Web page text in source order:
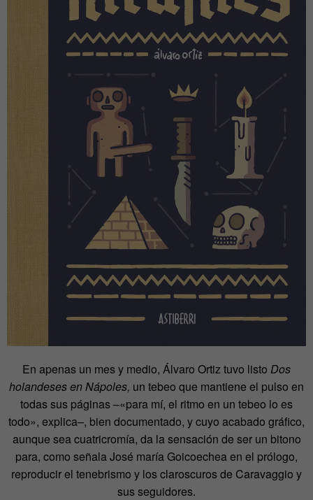
En apenas un mes y medio, Álvaro Ortiz tuvo listo Dos
holandeses en Nápoles, un tebeo que mantiene el pulso en
todas sus páginas –«para mí, el ritmo en un tebeo lo es
todo», explica–, bien documentado, y cuyo acabado gráfico,
aunque sea cuatricromía, da la sensación de ser un bitono
para, como señala José maría Goicoechea en el prólogo,
reproducir el tenebrismo y los claroscuros de Caravaggio y
sus seguidores.